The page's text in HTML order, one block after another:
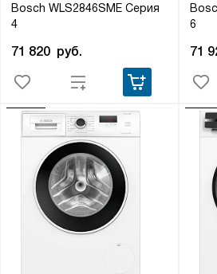
Bosch WLS2846SME Серия
4
71 820 руб.
6
71